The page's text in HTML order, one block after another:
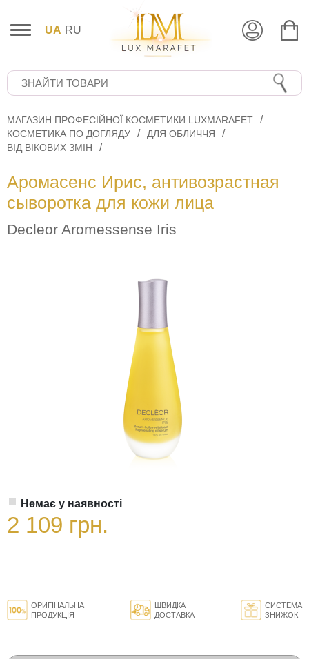
UA RU
МАГАЗИН ПРОФЕСІЙНОЇ КОСМЕТИКИ LUXMARAFET
КОСМЕТИКА ПО ДОГЛЯДУ
ДЛЯ ОБЛИЧЧЯ
ВІД ВІКОВИХ ЗМІН
Аромасенс Ирис, антивозрастная
сыворотка для кожи лица
Decleor Aromessense Iris
Немає у наявності
2 109 грн.
ОРИГІНАЛЬНА
ПРОДУКЦІЯ
ШВИДКА
ДОСТАВКА
СИСТЕМА
ЗНИЖОК